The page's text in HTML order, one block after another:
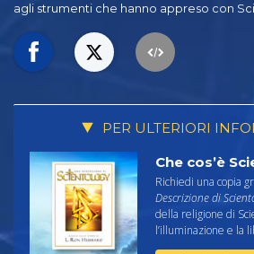
agli strumenti che hanno appreso con
PER ULTERIORI
Che cos’è
Richiedi una copia
Descrizione di
della religione di
l’illuminazione e la